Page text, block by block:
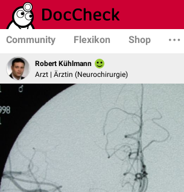
Community Flexikon Shop
Robert Kühlmann
Arzt | Ärztin (Neurochirurgie)